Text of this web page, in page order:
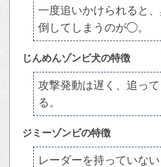
一度追いかけられると
倒してしまうのが◯。
じんめんゾンビ犬の特徴
攻撃発動は遅く、追っ
る。
ジミーゾンビの特徴
レーダーを持っていな